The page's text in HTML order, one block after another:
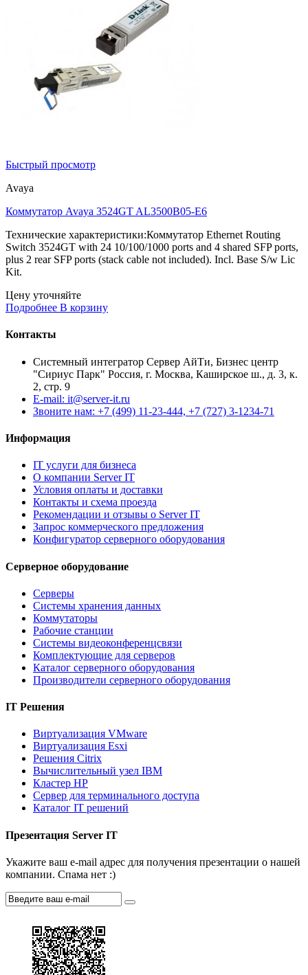
Быстрый просмотр
Avaya
Коммутатор Avaya 3524GT AL3500B05-E6
Технические характеристики:Коммутатор Ethernet Routing
Switch 3524GT with 24 10/100/1000 ports and 4 shared SFP ports,
plus 2 rear SFP ports (stack cable not included). Incl. Base S/w Lic
Kit.
Цену уточняйте
Подробнее В корзину
Контакты
Системный интегратор Сервер АйТи, Бизнес центр
"Сириус Парк" Россия, г. Москва, Каширское ш., д. 3, к.
2, стр. 9
E-mail: it@server-it.ru
Звоните нам: +7 (499) 11-23-444, +7 (727) 3-1234-71
Информация
IT услуги для бизнеса
О компании Server IT
Условия оплаты и доставки
Контакты и схема проезда
Рекомендации и отзывы о Server IT
Запрос коммерческого предложения
Конфигуратор серверного оборудования
Серверное оборудование
Серверы
Системы хранения данных
Коммутаторы
Рабочие станции
Системы видеоконференцсвязи
Комплектующие для серверов
Каталог серверного оборудования
Производители серверного оборудования
IT Решения
Виртуализация VMware
Виртуализация Esxi
Решения Citrix
Вычислительный узел IBM
Кластер HP
Сервер для терминального доступа
Каталог IT решений
Презентация Server IT
Укажите ваш e-mail адрес для получения презентации о нашей
компании. Спама нет :)